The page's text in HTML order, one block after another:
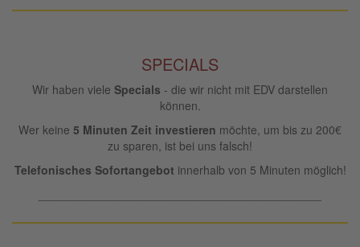
SPECIALS
Wir haben viele Specials - die wir nicht mit EDV darstellen
können.
Wer keine 5 Minuten Zeit investieren möchte, um bis zu 200€
zu sparen, ist bei uns falsch!
Telefonisches Sofortangebot innerhalb von 5 Minuten möglich!